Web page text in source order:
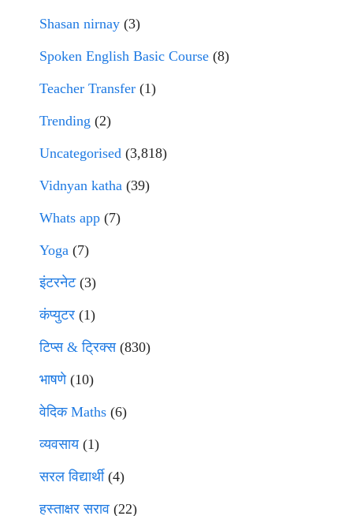
Shasan nirnay (3)
Spoken English Basic Course (8)
Teacher Transfer (1)
Trending (2)
Uncategorised (3,818)
Vidnyan katha (39)
Whats app (7)
Yoga (7)
इंटरनेट(3)
कंप्युटर (1)
टिप्स & ट्रिक्स(830)
भाषणे(10)
वेदिक Maths (6)
व्यवसाय(1)
सरल विद्यार्थी(4)
हस्ताक्षर सराव (22)